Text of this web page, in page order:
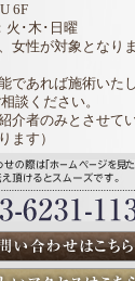
6F
火･木･日曜
女性が対象となりま
であれば施術いた
談ください。
介者のみとさせて
ます）